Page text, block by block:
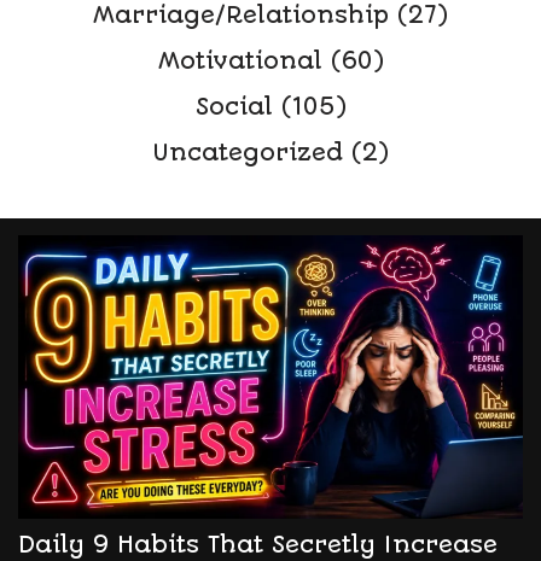
Marriage/Relationship (27)
Motivational (60)
Social (105)
Uncategorized (2)
Daily 9 Habits That Secretly Increase